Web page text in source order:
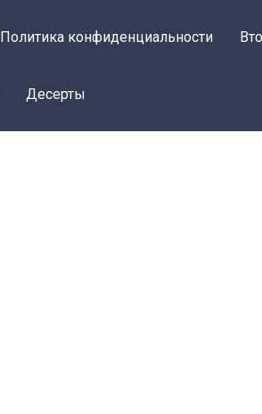
Политика конфиденциальности
Десерты